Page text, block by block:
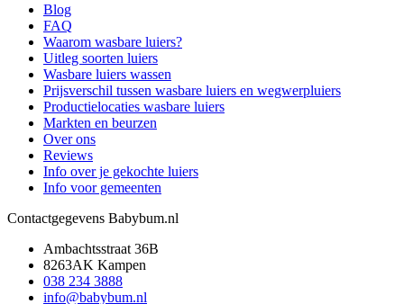
Blog
FAQ
Waarom wasbare luiers?
Uitleg soorten luiers
Wasbare luiers wassen
Prijsverschil tussen wasbare luiers en wegwerpluiers
Productielocaties wasbare luiers
Markten en beurzen
Over ons
Reviews
Info over je gekochte luiers
Info voor gemeenten
Contactgegevens Babybum.nl
Ambachtsstraat 36B
8263AK Kampen
038 234 3888
info@babybum.nl